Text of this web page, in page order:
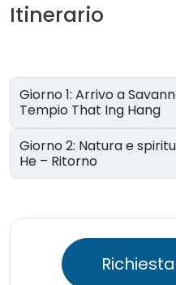
Itinerario
Giorno 1: Arrivo a Savannakhet – Città vecchia –
Tempio That Ing Hang
Giorno 2: Natura e spiritualità – Parco Phou Xang
He – Ritorno